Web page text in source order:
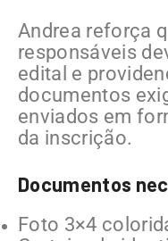
Andrea reforça
responsáveis
edital e
documentos
enviados em
da inscrição.
Documentos
Foto 3×4